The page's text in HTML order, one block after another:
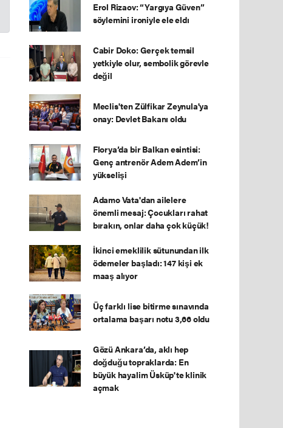
Erol Rizaov: “Yargıya Güven”
söylemini ironiyle ele eldı
Cabir Doko: Gerçek temsil
yetkiyle olur, sembolik görevle
değil
Meclis'ten Zülfikar Zeynula'ya
onay: Devlet Bakanı oldu
Florya’da bir Balkan esintisi:
Genç antrenör Adem Adem’in
yükselişi
Adamo Vata'dan ailelere
önemli mesaj: Çocukları rahat
bırakın, onlar daha çok küçük!
İkinci emeklilik sütunundan ilk
ödemeler başladı: 147 kişi ek
maaş alıyor
Üç farklı lise bitirme sınavında
ortalama başarı notu 3,66 oldu
Gözü Ankara’da, aklı hep
doğduğu topraklarda: En
büyük hayalim Üsküp'te klinik
açmak